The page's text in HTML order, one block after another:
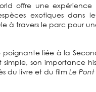
offre une expérience
exotiques dans
à travers le parc pour
liée à la
son importance
du livre et du film Le